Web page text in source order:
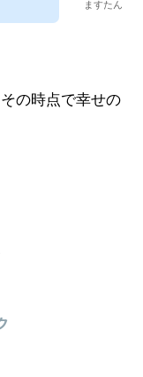
ますたん
の時点で幸せの